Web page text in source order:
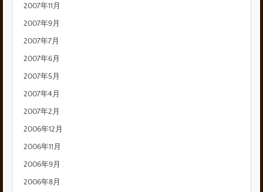
2007年11月
2007年9月
2007年7月
2007年6月
2007年5月
2007年4月
2007年2月
2006年12月
2006年11月
2006年9月
2006年8月